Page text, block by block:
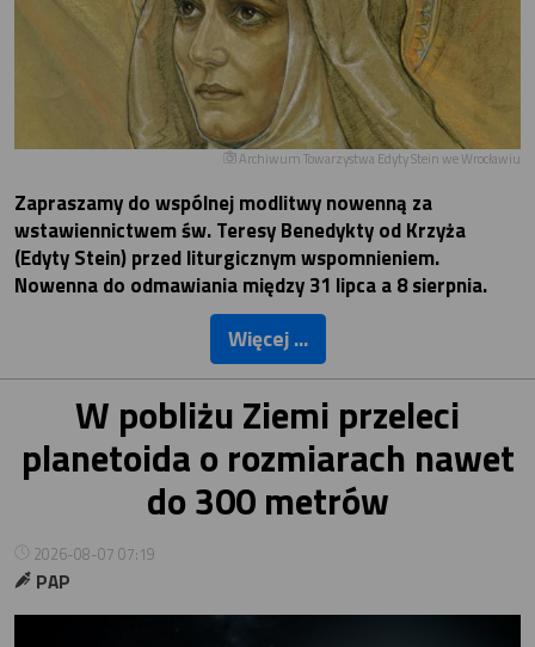
Archiwum Towarzystwa Edyty Stein we Wrocławiu
Zapraszamy do wspólnej modlitwy nowenną za
wstawiennictwem św. Teresy Benedykty od Krzyża
(Edyty Stein) przed liturgicznym wspomnieniem.
Nowenna do odmawiania między 31 lipca a 8 sierpnia.
Więcej ...
W pobliżu Ziemi przeleci
planetoida o rozmiarach nawet
do 300 metrów
2026-08-07 07:19
PAP